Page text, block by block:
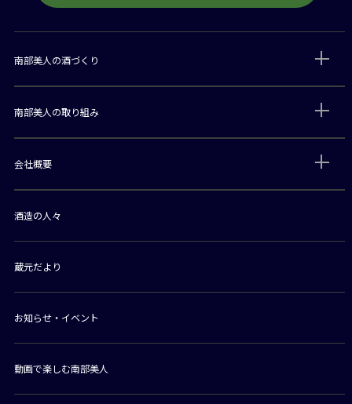
南部美人の酒づくり
南部美人の取り組み
会社概要
酒造の人々
蔵元だより
お知らせ・イベント
動画で楽しむ南部美人